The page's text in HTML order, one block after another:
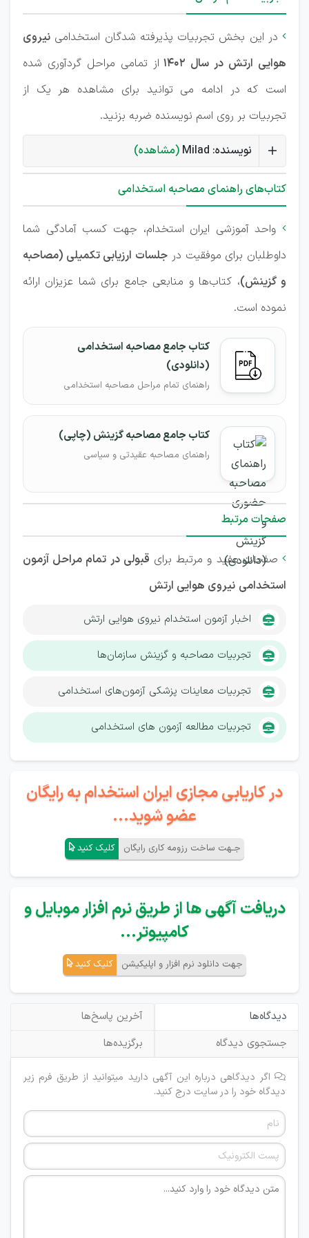
 در این بخش تجربیات پذیرفته شدگان استخدامی نیروی
هوایی ارتش در سال 1402
از تمامی مراحل گردآوری شده
است که در ادامه می توانید برای مشاهده هر یک از
تجربیات بر روی اسم نویسنده ضربه بزنید.
نویسنده: Milad (مشاهده)
کتاب‌های راهنمای مصاحبه استخدامی
 واحد آموزشی ایران استخدام، جهت کسب آمادگی شما
داوطلبان برای موفقیت در جلسات ارزیابی تکمیلی (مصاحبه
و گزینش)، کتاب‌ها و منابعی جامع برای شما عزیزان ارائه
نموده است.
کتاب جامع مصاحبه استخدامی
(دانلودی)
راهنمای تمام مراحل مصاحبه استخدامی
کتاب جامع مصاحبه گزینش (چاپی)
راهنمای مصاحبه عقیدتی و سیاسی
صفحات مرتبط
صفحات مفید و مرتبط برای قبولی در تمام مراحل آزمون
استخدامی نیروی هوایی ارتش
اخبار آزمون استخدام نیروی هوایی ارتش
تجربیات مصاحبه و گزینش سازمان‌ها
تجربیات معاینات پزشکی آزمون‌های استخدامی
تجربیات مطالعه آزمون های استخدامی
در کاریابی مجازی ایران استخدام به رایگان
عضو شوید...
جـهت ساخت رزومه کاری رایگان کلیک کنید
دریافت آگهی ها از طریق نرم افزار موبایل و
کامپیوتر...
جهت دانلود نرم افزار و اپلیکیشن کلیک کنید
دیدگاه‌ها
آخرین پاسخ‌ها
جستجوی دیدگاه
برگزیده‌ها
اگر دیدگاهی درباره این آگهی دارید میتوانید از طریق فرم زیر
دیدگاه خود را در سایت درج کنید.